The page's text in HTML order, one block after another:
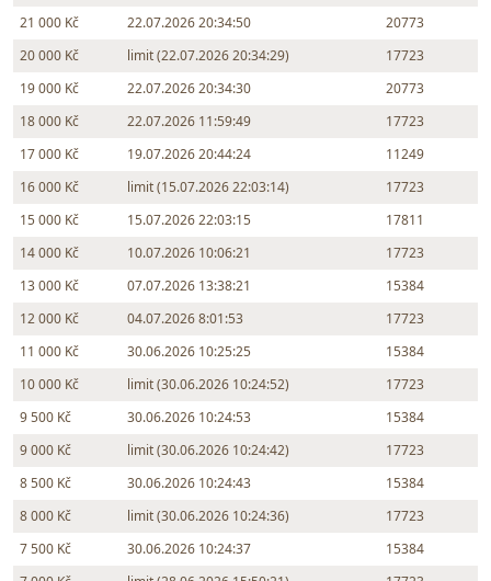
21 000 Kč
22.07.2026 20:34:50
20773
20 000 Kč
limit (22.07.2026 20:34:29)
17723
19 000 Kč
22.07.2026 20:34:30
20773
18 000 Kč
22.07.2026 11:59:49
17723
17 000 Kč
19.07.2026 20:44:24
11249
16 000 Kč
limit (15.07.2026 22:03:14)
17723
15 000 Kč
15.07.2026 22:03:15
17811
14 000 Kč
10.07.2026 10:06:21
17723
13 000 Kč
07.07.2026 13:38:21
15384
12 000 Kč
04.07.2026 8:01:53
17723
11 000 Kč
30.06.2026 10:25:25
15384
10 000 Kč
limit (30.06.2026 10:24:52)
17723
9 500 Kč
30.06.2026 10:24:53
15384
9 000 Kč
limit (30.06.2026 10:24:42)
17723
8 500 Kč
30.06.2026 10:24:43
15384
8 000 Kč
limit (30.06.2026 10:24:36)
17723
7 500 Kč
30.06.2026 10:24:37
15384